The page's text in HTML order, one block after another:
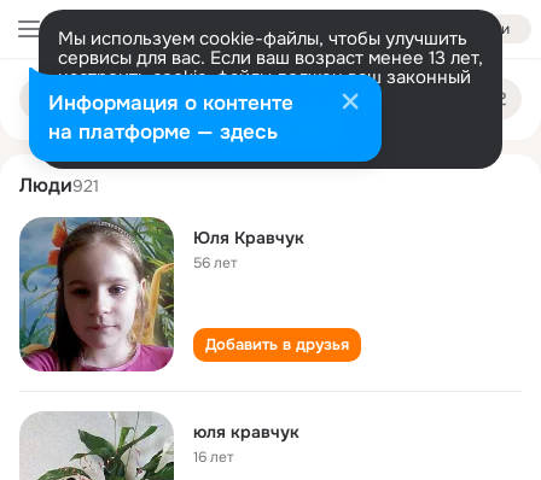
Войти
Мы используем cookie-файлы, чтобы улучшить
сервисы для вас. Если ваш возраст менее 13 лет,
настроить cookie-файлы должен ваш законный
представитель. Больше информации
Разрешить все Настроить
Поиск
людям
yulya kravchuk
Люди921
Юля Кравчук
56 лет
Добавить в друзья
юля кравчук
16 лет
Информация о контенте
на платформе — здесь